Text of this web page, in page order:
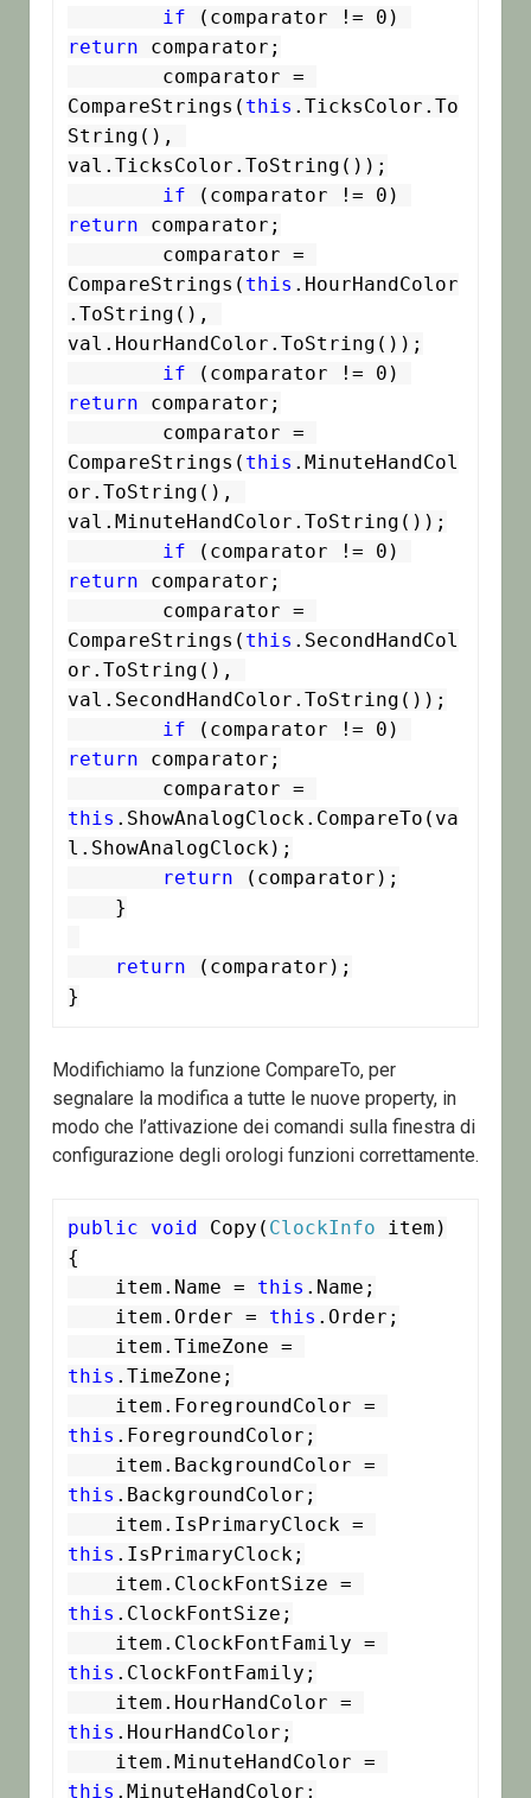
if
return comparator;
CompareStrings( this .TicksColor.To
String(),
val.TicksColor.ToString());
if
return comparator;
CompareStrings( this .HourHandColor
.ToString(),
val.HourHandColor.ToString());
if
return comparator;
CompareStrings( this .MinuteHandCol
or.ToString(),
val.MinuteHandColor.ToString());
if
return comparator;
CompareStrings( this .SecondHandCol
or.ToString(),
val.SecondHandColor.ToString());
if
return comparator;
this .ShowAnalogClock.CompareTo(va
l.ShowAnalogClock);
return (comparator);
return (comparator);
}
Modifichiamo la funzione CompareTo, per
segnalare la modifica a tutte le nuove property, in
modo che l’attivazione dei comandi sulla finestra di
configurazione degli orologi funzioni correttamente.
public void Copy( ClockInfo item)
{
    item.Name =
this .Name;
    item.Order =
this .Order;
this .TimeZone;
this .ForegroundColor;
this .BackgroundColor;
this .IsPrimaryClock;
this .ClockFontSize;
this .ClockFontFamily;
this .HourHandColor;
this .MinuteHandColor;